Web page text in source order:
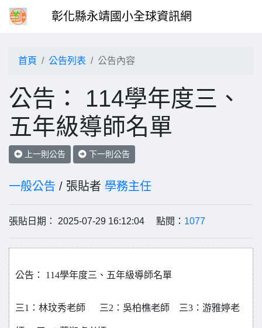
彰化縣永靖國小全球資訊網
首頁 公告列表 公告內容
公告： 114學年度三、
五年級導師名單
上一則公告 下一則公告
一般公告 / 張貼者 學務主任
張貼日期： 2025-07-29 16:12:04 點閱： 1077
公告： 114學年度三、五年級導師名單
三1：林玟秀老師 三2：吳柏樵老師 三3：游雅婷老